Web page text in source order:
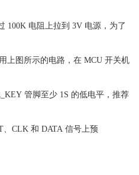
100K 电阻上拉到 3V 电源，为了
上图所示的电路，在 MCU 开关机
管脚至少 1S 的低电平，推荐
、CLK 和 DATA 信号上预